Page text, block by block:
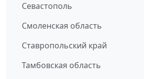
Севастополь
Смоленская область
Ставропольский край
Тамбовская область